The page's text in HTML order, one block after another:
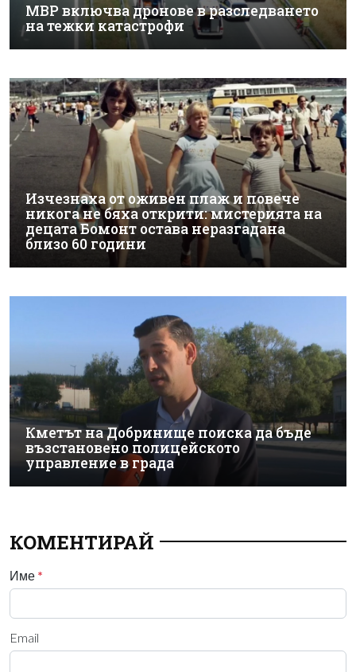
МВР включва дронове в разследването
на тежки катастрофи
Изчезнаха от оживен плаж и повече
никога не бяха открити: мистерията на
децата Бомонт остава неразгадана
близо 60 години
Кметът на Добринище поиска да бъде
възстановено полицейското
управление в града
КОМЕНТИРАЙ
Име *
Email